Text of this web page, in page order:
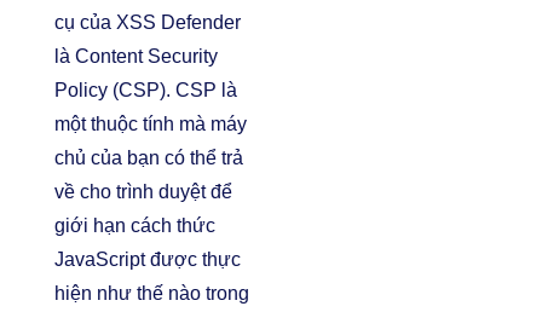
cụ của XSS Defender
là Content Security
Policy (CSP). CSP là
một thuộc tính mà máy
chủ của bạn có thể trả
về cho trình duyệt để
giới hạn cách thức
JavaScript được thực
hiện như thế nào trong